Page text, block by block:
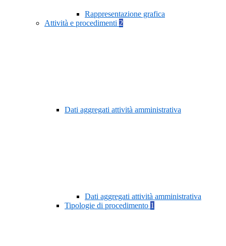
Rappresentazione grafica
Attività e procedimenti 2
Dati aggregati attività amministrativa
Dati aggregati attività amministrativa
Tipologie di procedimento 1